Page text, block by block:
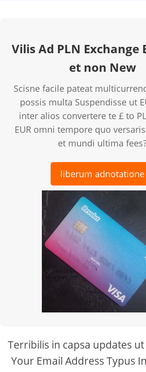
Vilis Ad PLN Exchange
et non New
Scisne facile pateat
possis multa Suspendisse ut
inter alios convertere te £ to
EUR omni tempore quo
et mundi ultima
liberum adnotatione
Terribilis in capsa updates
Your Email Address Typus